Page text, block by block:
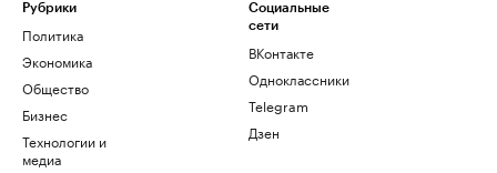
Рубрики
Политика
Экономика
Общество
Бизнес
Технологии и
медиа
Социальные
сети
ВКонтакте
Одноклассники
Telegram
Дзен